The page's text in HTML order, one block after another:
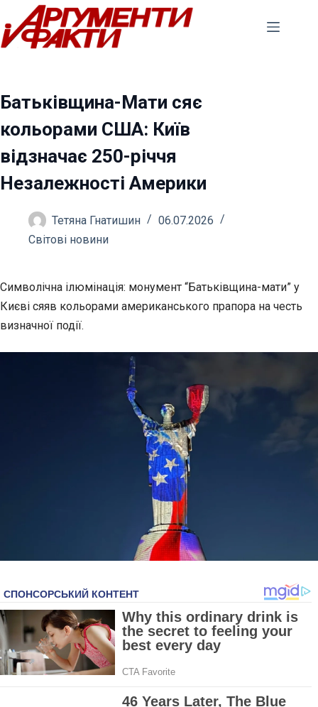
Перейти
до
вмісту
Батьківщина-Мати сяє
кольорами США: Київ
відзначає 250-річчя
Незалежності Америки
Тетяна Гнатишин
06.07.2026
Світові новини
Символічна ілюмінація: монумент “Батьківщина-мати” у
Києві сяяв кольорами американського прапора на честь
визначної події.